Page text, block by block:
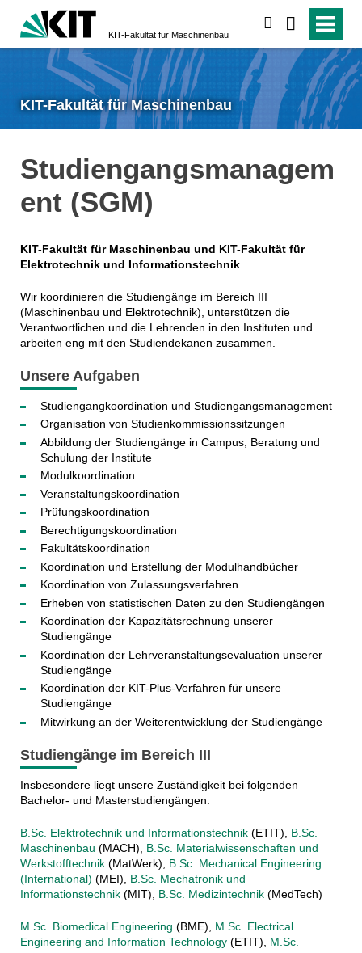
KIT-Fakultät für Maschinenbau
KIT-Fakultät für Maschinenbau
Studiengangsmanagem
ent (SGM)
KIT-Fakultät für Maschinenbau und KIT-Fakultät für
Elektrotechnik und Informationstechnik
Wir koordinieren die Studiengänge im Bereich III
(Maschinenbau und Elektrotechnik), unterstützen die
Verantwortlichen und die Lehrenden in den Instituten und
arbeiten eng mit den Studiendekanen zusammen.
Unsere Aufgaben
Studiengangkoordination und Studiengangsmanagement
Organisation von Studienkommissionssitzungen
Abbildung der Studiengänge in Campus, Beratung und
Schulung der Institute
Modulkoordination
Veranstaltungskoordination
Prüfungskoordination
Berechtigungskoordination
Fakultätskoordination
Koordination und Erstellung der Modulhandbücher
Koordination von Zulassungsverfahren
Erheben von statistischen Daten zu den Studiengängen
Koordination der Kapazitätsrechnung unserer
Studiengänge
Koordination der Lehrveranstaltungsevaluation unserer
Studiengänge
Koordination der KIT-Plus-Verfahren für unsere
Studiengänge
Mitwirkung an der Weiterentwicklung der Studiengänge
Studiengänge im Bereich III
Insbesondere liegt unsere Zuständigkeit bei folgenden
Bachelor- und Masterstudiengängen:
B.Sc. Elektrotechnik und Informationstechnik(ETIT), B.Sc.
Maschinenbau (MACH), B.Sc. Materialwissenschaften und
Werkstofftechnik(MatWerk), B.Sc. Mechanical Engineering
(International) (MEI), B.Sc. Mechatronik und
Informationstechnik(MIT), B.Sc. Medizintechnik(MedTech)
M.Sc. Biomedical Engineering (BME), M.Sc. Electrical
Engineering and Information Technology(ETIT), M.Sc.